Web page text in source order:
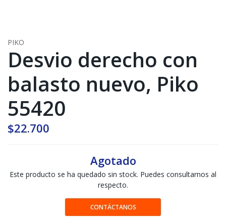
PIKO
Desvio derecho con
balasto nuevo, Piko
55420
$22.700
Agotado
Este producto se ha quedado sin stock. Puedes consultarnos al
respecto.
CONTÁCTANOS